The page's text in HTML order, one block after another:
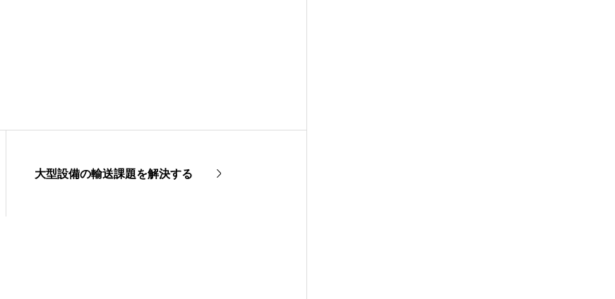
大型設備の輸送課題を解決する